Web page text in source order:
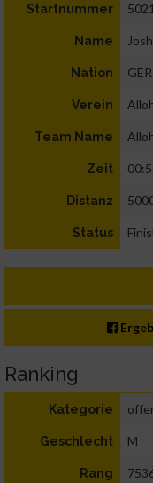
Startnummer
Name
Nation GER
Verein
Team Name
Zeit
Distanz
Status
Ranking
Kategorie
Geschlecht M
Rang